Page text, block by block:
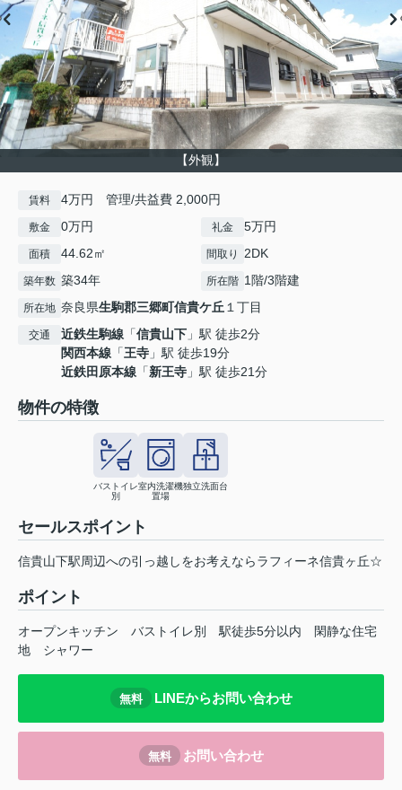
【外観】
賃料 4万円 管理/共益費 2,000円
敷金 0万円 礼金 5万円
面積 44.62㎡ 間取り 2DK
築年数 築34年 所在階 1階/3階建
所在地 奈良県生駒郡三郷町信貴ケ丘 １丁目
交通 近鉄生駒線 「信貴山下 」駅 徒歩2分
関西本線 「王寺 」駅 徒歩19分
近鉄田原本線 「新王寺 」駅 徒歩21分
物件の特徴
バストイレ
別
室内洗濯機
置場
独立洗面台
セールスポイント
信貴山下駅周辺への引っ越しをお考えならラフィーネ信貴ヶ丘☆
ポイント
オープンキッチン バストイレ別 駅徒歩5分以内
閑静な住宅
地
シャワー
無料 LINEからお問い合わせ
無料 お問い合わせ